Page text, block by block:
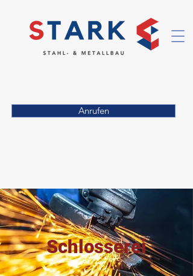
Anrufen
Schlosserei